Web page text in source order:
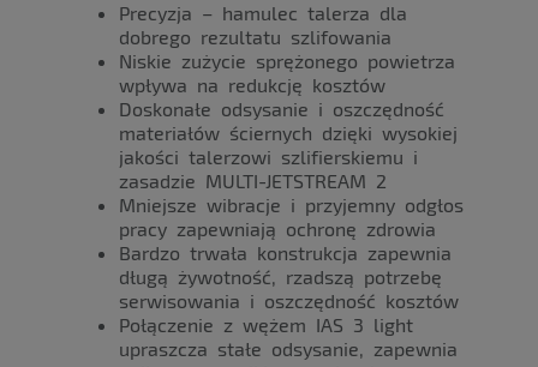
Precyzja – hamulec talerza dla
dobrego rezultatu szlifowania
Niskie zużycie sprężonego powietrza
wpływa na redukcję kosztów
Doskonałe odsysanie i oszczędność
materiałów ściernych dzięki wysokiej
jakości talerzowi szlifierskiemu i
zasadzie MULTI-JETSTREAM 2
Mniejsze wibracje i przyjemny odgłos
pracy zapewniają ochronę zdrowia
Bardzo trwała konstrukcja zapewnia
długą żywotność, rzadszą potrzebę
serwisowania i oszczędność kosztów
Połączenie z wężem IAS 3 light
upraszcza stałe odsysanie, zapewnia